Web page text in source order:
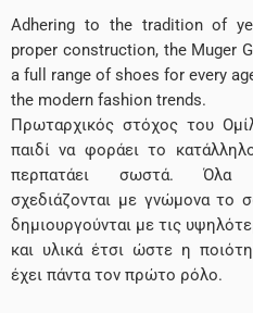
Adhering to the tradition of
proper construction, the Muger
a full range of shoes for every
the modern fashion trends.
Πρωταρχικός στόχος του
παιδί να φοράει το
περπατάει σωστά. Όλα
σχεδιάζονται με γνώμονα το
δημιουργούνται με τις
και υλικά έτσι ώστε η
έχει πάντα τον πρώτο ρόλο.